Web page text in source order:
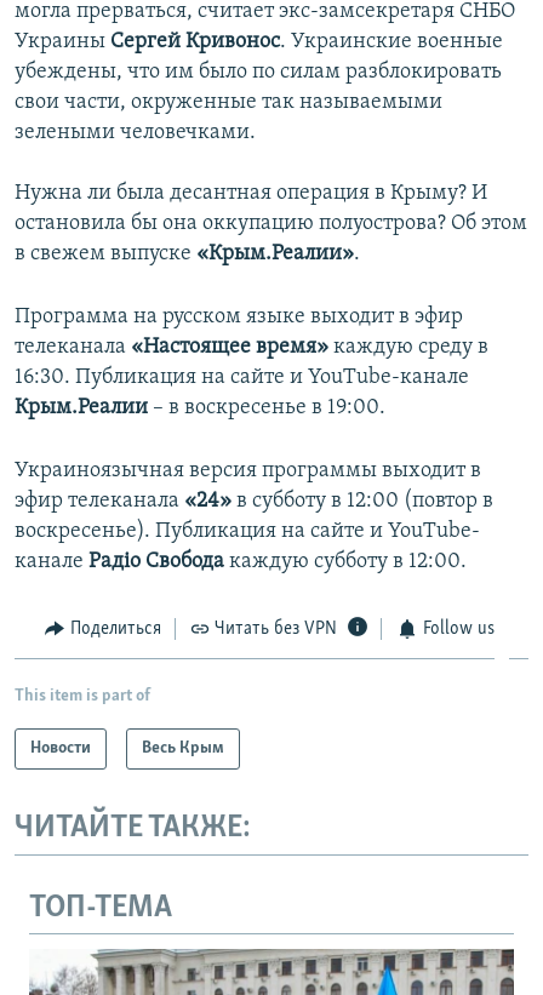
могла прерваться, считает экс-замсекретаря СНБО
Украины Сергей Кривонос. Украинские военные
убеждены, что им было по силам разблокировать
свои части, окруженные так называемыми
зелеными человечками.
Нужна ли была десантная операция в Крыму? И
остановила бы она оккупацию полуострова? Об этом
в свежем выпуске «Крым.Реалии».
Программа на русском языке выходит в эфир
телеканала «Настоящее время» каждую среду в
16:30. Публикация на сайте и YouTube-канале
Крым.Реалии – в воскресенье в 19:00.
Украиноязычная версия программы выходит в
эфир телеканала «24» в субботу в 12:00 (повтор в
воскресенье). Публикация на сайте и YouTube-
канале Радіо Свобода каждую субботу в 12:00.
Поделиться Читать без VPN Follow us
This item is part of
Новости Весь Крым
ЧИТАЙТЕ ТАКЖЕ:
ТОП-ТЕМА